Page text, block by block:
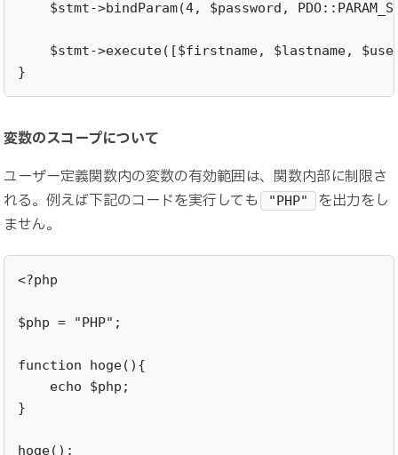
$stmt->bindParam(4, $password,
$stmt->execute([$firstname, $lastname,
}
変数のスコープについて
ユーザー定義関数内の変数の有効範囲は、関数内部に制限さ
れる。例えば下記のコードを実行しても
"PHP"
を出力をし
ません。
<?php
$php = "PHP";
function hoge(){
    echo $php;
}
hoge();